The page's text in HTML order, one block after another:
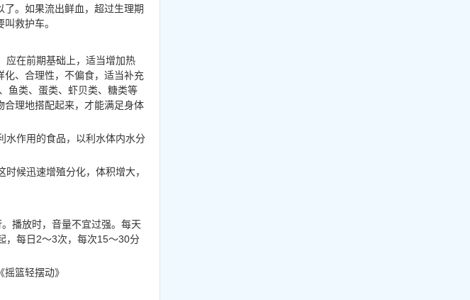
。如果流出鲜血，超过生理期
救护车。
应在前期基础上，适当增加热
、合理性，不偏食，适当补充
鱼类、蛋类、虾贝类、糖类等
理地搭配起来，才能满足身体
水作用的食品，以利水体内水分
候迅速增殖分化，体积增大，
播放时，音量不宜过强。每天
，每日2～3次，每次15～30分
篮轻摆动》